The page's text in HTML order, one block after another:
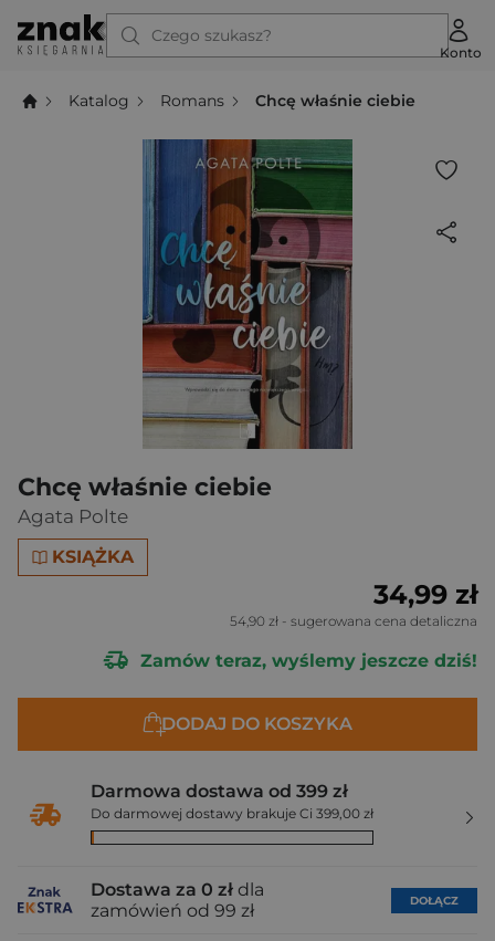
Czego szukasz?
Konto
Katalog Romans Chcę właśnie ciebie
Chcę właśnie ciebie
Agata Polte
KSIĄŻKA
34,99 zł
54,90 zł - sugerowana cena detaliczna
Zamów teraz, wyślemy jeszcze dziś!
DODAJ DO KOSZYKA
Darmowa dostawa od 399 zł
Do darmowej dostawy brakuje Ci 399,00 zł
Dostawa za 0 zł dla
zamówień od 99 zł
DOŁĄCZ